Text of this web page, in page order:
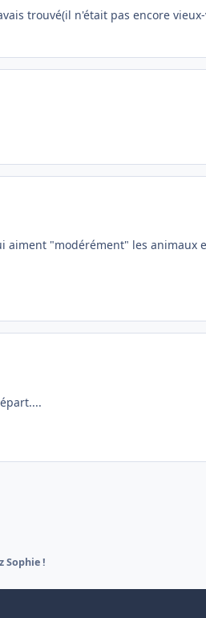
trouvé(il n'était pas encore
aiment "modérément" les animaux
Sophie !